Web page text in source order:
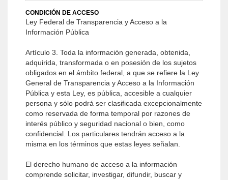
CONDICIÓN DE ACCESO
Ley Federal de Transparencia y Acceso a la
Información Pública
Artículo 3. Toda la información generada, obtenida,
adquirida, transformada o en posesión de los sujetos
obligados en el ámbito federal, a que se refiere la Ley
General de Transparencia y Acceso a la Información
Pública y esta Ley, es pública, accesible a cualquier
persona y sólo podrá ser clasificada excepcionalmente
como reservada de forma temporal por razones de
interés público y seguridad nacional o bien, como
confidencial. Los particulares tendrán acceso a la
misma en los términos que estas leyes señalan.
El derecho humano de acceso a la información
comprende solicitar, investigar, difundir, buscar y